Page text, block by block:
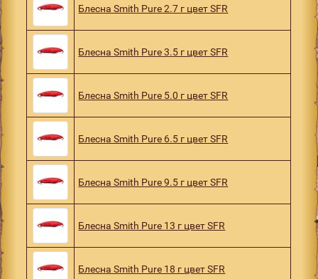
Блесна Smith Pure 2.7 г цвет SFR
Блесна Smith Pure 3.5 г цвет SFR
Блесна Smith Pure 5.0 г цвет SFR
Блесна Smith Pure 6.5 г цвет SFR
Блесна Smith Pure 9.5 г цвет SFR
Блесна Smith Pure 13 г цвет SFR
Блесна Smith Pure 18 г цвет SFR